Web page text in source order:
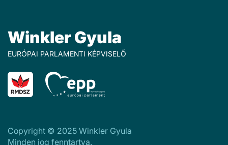
Winkler Gyula
EURÓPAI PARLAMENTI KÉPVISELŐ
Copyright © 2025 Winkler Gyula
Minden jog fenntartva.